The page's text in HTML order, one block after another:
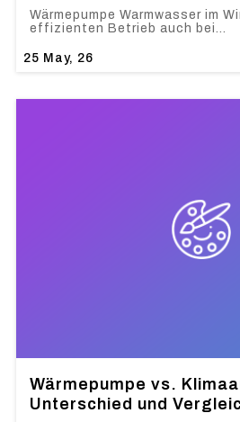
25 May, 26
Wärmepumpe Warmwasser im
effizienten Betrieb auch bei…
Wärmepumpe vs.
Unterschied und